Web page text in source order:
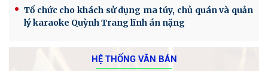
Tổ chức cho khách sử dụng ma túy, chủ quán và quản
lý karaoke Quỳnh Trang lĩnh án nặng
HỆ THỐNG VĂN BẢN